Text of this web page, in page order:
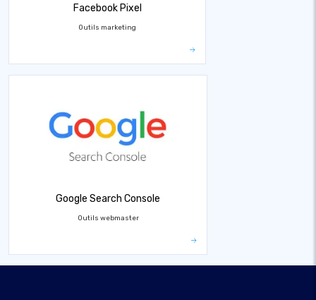
Facebook Pixel
Outils marketing
Google Search Console
Outils webmaster